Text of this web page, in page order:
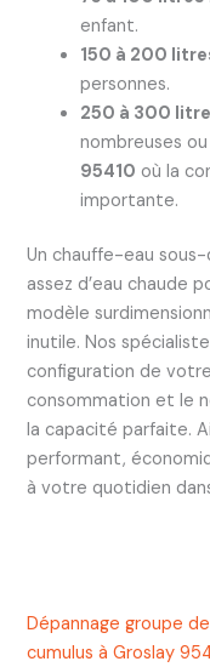
enfant.
150 à 200
personnes.
250 à 300
nombreuses
95410 où la
importante.
Un chauffe-eau
assez d’eau chaude
modèle
inutile. Nos
configuration de
consommation et le
la capacité parfaite.
performant,
à votre quotidien
Dépannage groupe
cumulus à Groslay